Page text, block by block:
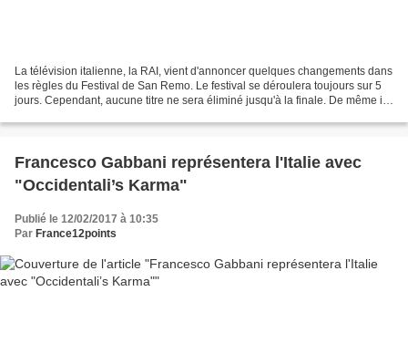
La télévision italienne, la RAI, vient d'annoncer quelques changements dans
les règles du Festival de San Remo. Le festival se déroulera toujours sur 5
jours. Cependant, aucune titre ne sera éliminé jusqu'à la finale. De même il
Francesco Gabbani représentera l'Italie avec
"Occidentali’s Karma"
Publié le 12/02/2017 à 10:35
Par France12points